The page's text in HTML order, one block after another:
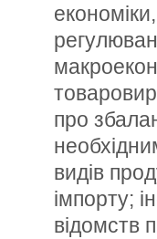
про
видів
імпорту;
відомств